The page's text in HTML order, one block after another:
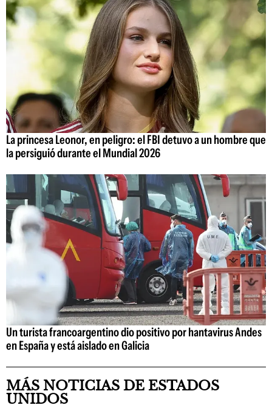
La princesa Leonor, en peligro: el FBI detuvo a un hombre que
la persiguió durante el Mundial 2026
Un turista francoargentino dio positivo por hantavirus Andes
en España y está aislado en Galicia
MÁS NOTICIAS DE ESTADOS
UNIDOS